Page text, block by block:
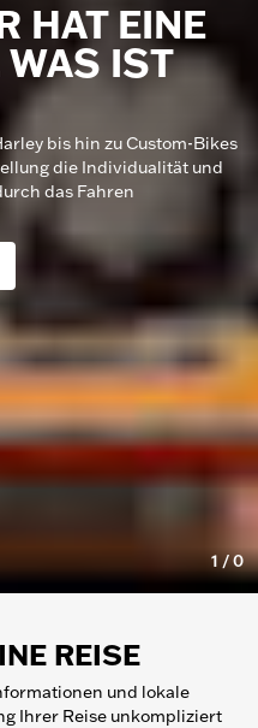
HAT EINE
WAS IST
bis hin zu Custom-Bikes
die Individualität und
das Fahren
1/0
REISE
und lokale
Ihrer Reise unkompliziert